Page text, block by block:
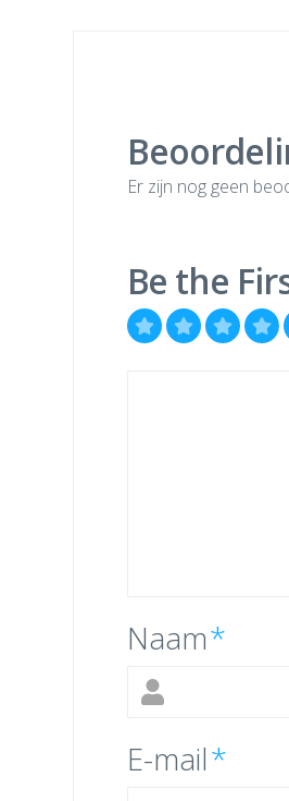
Er zijn nog geen
Be the
Naam*
E-mail*